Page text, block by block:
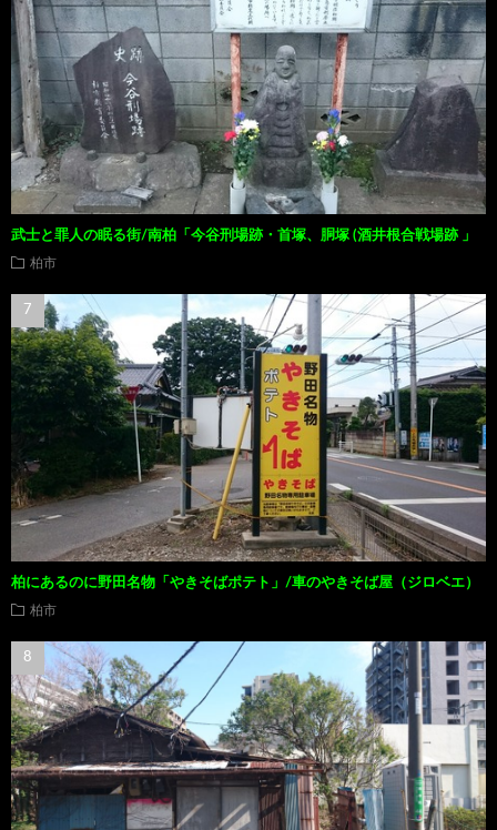
武士と罪人の眠る街/南柏「今谷刑場跡・首塚、胴塚 (酒井根合戦場跡 」
柏市
柏にあるのに野田名物「やきそばポテト」/車のやきそば屋（ジロベエ）
柏市